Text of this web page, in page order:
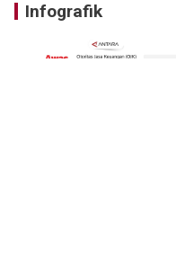
Infografik